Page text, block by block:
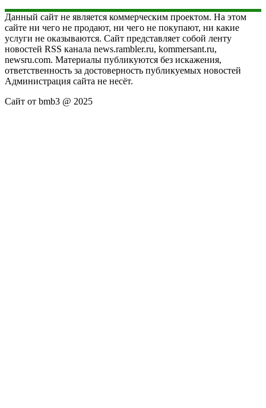
Данный сайт не является коммерческим проектом. На этом
сайте ни чего не продают, ни чего не покупают, ни какие
услуги не оказываются. Сайт представляет собой ленту
новостей RSS канала news.rambler.ru, kommersant.ru,
newsru.com. Материалы публикуются без искажения,
ответственность за достоверность публикуемых новостей
Администрация сайта не несёт.
Сайт от bmb3 @ 2025